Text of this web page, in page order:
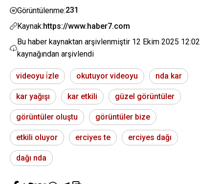
Görüntülenme:231
Kaynak:https://www.haber7.com
Bu haber kaynaktan arşivlenmiştir 12 Ekim 2025 12:02
kaynağından arşivlendi
videoyu i̇zle okutuyor videoyu nda kar
kar yağışı kar etkili güzel görüntüler
görüntüler oluştu görüntüler bize
etkili oluyor erciyes te erciyes dağı
dağı nda